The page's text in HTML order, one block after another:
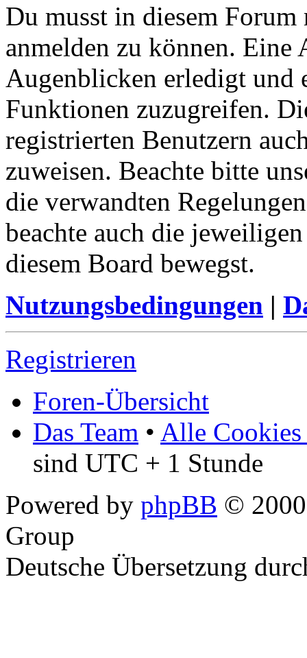
Du musst in diesem
anmelden zu können.
Augenblicken erledigt und
Funktionen zuzugreifen.
registrierten Benutzern
zuweisen. Beachte bitte
die verwandten
beachte auch die
diesem Board bewegst.
Nutzungsbedingungen |
Registrieren
Foren-Übersicht
Das Team • Alle Cookies
sind UTC + 1 Stunde
Powered by phpBB ©
Group
Deutsche Übersetzung